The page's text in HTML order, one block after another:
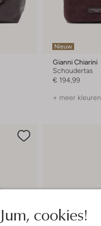
Jum, cookies!
Nieuw
Gianni Chiarini
Schoudertas
€ 194,99
+ meer kleuren